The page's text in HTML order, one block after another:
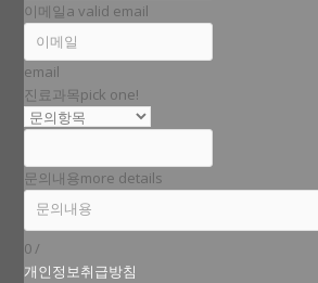
이메일a valid email
email
진료과목pick one!
문의내용more details
0/
개인정보취급방침